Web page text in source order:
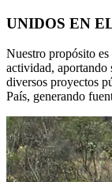
UNIDOS EN
Nuestro propósito
actividad, aportando
diversos proyectos
País, generando